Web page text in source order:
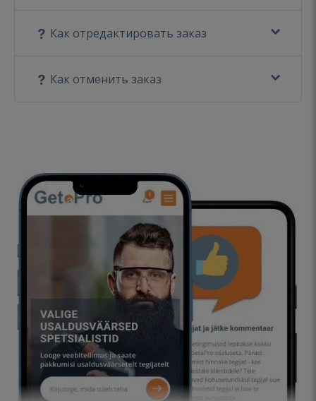
Как отредактировать заказ
Как отменить заказ